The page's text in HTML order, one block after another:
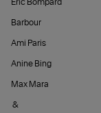
Éric Bompard
Barbour
Ami Paris
Anine Bing
Max Mara
&